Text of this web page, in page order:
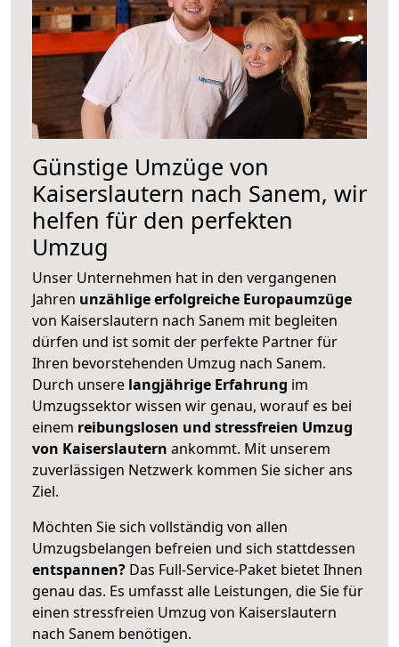
Günstige Umzüge von
Kaiserslautern nach Sanem, wir
helfen für den perfekten
Umzug
Unser Unternehmen hat in den vergangenen
Jahren unzählige erfolgreiche Europaumzüge
von Kaiserslautern nach Sanem mit begleiten
dürfen und ist somit der perfekte Partner für
Ihren bevorstehenden Umzug nach Sanem.
Durch unsere langjährige Erfahrung im
Umzugssektor wissen wir genau, worauf es bei
einem reibungslosen und stressfreien Umzug
von Kaiserslautern ankommt. Mit unserem
zuverlässigen Netzwerk kommen Sie sicher ans
Ziel.
Möchten Sie sich vollständig von allen
Umzugsbelangen befreien und sich stattdessen
entspannen? Das Full-Service-Paket bietet Ihnen
genau das. Es umfasst alle Leistungen, die Sie für
einen stressfreien Umzug von Kaiserslautern
nach Sanem benötigen.